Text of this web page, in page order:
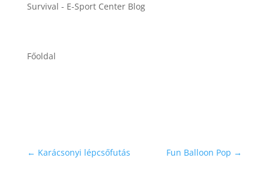
Survival - E-Sport Center Blog
Főoldal
← Karácsonyi lépcsőfutás Fun Balloon Pop →